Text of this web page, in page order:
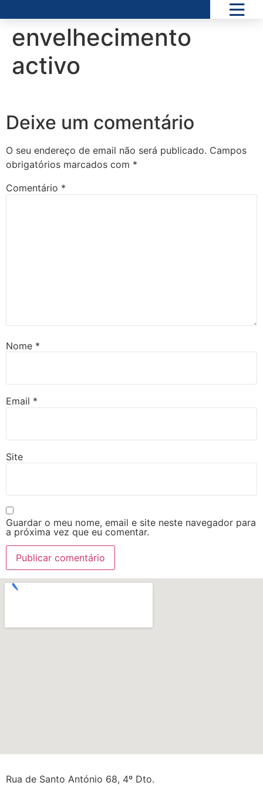
envelhecimento
activo
Deixe um comentário
O seu endereço de email não será publicado. Campos
obrigatórios marcados com *
Comentário *
Nome *
Email *
Site
Guardar o meu nome, email e site neste navegador para
a próxima vez que eu comentar.
Rua de Santo António 68, 4º Dto.